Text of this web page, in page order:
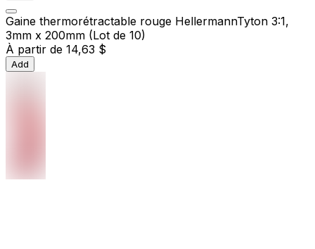
Gaine thermorétractable rouge HellermannTyton 3:1,
3mm x 200mm (Lot de 10)
À partir de 14,63 $
Add